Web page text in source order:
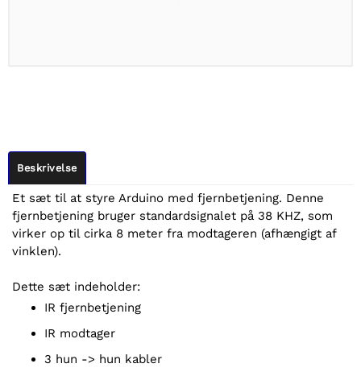
Beskrivelse
Et sæt til at styre Arduino med fjernbetjening. Denne
fjernbetjening bruger standardsignalet på 38 KHZ, som
virker op til cirka 8 meter fra modtageren (afhængigt af
vinklen).
Dette sæt indeholder:
IR fjernbetjening
IR modtager
3 hun -> hun kabler